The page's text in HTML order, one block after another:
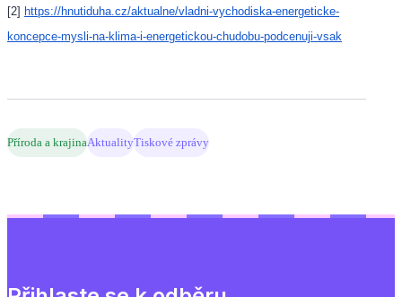
[2] https://hnutiduha.cz/aktualne/vladni-vychodiska-energeticke-
koncepce-mysli-na-klima-i-energetickou-chudobu-podcenuji-vsak
Příroda a krajinaAktualityTiskové zprávy